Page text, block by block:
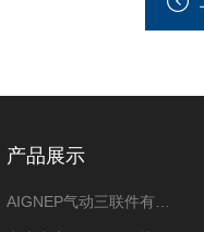
产品展示